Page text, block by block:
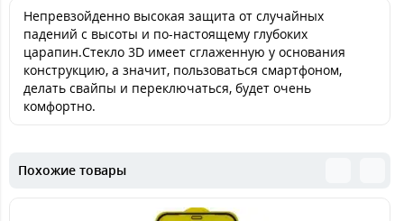
Непревзойденно высокая защита от случайных
падений с высоты и по-настоящему глубоких
царапин.Стекло 3D имеет сглаженную у основания
конструкцию, а значит, пользоваться смартфоном,
делать свайпы и переключаться, будет очень
комфортно.
Похожие товары